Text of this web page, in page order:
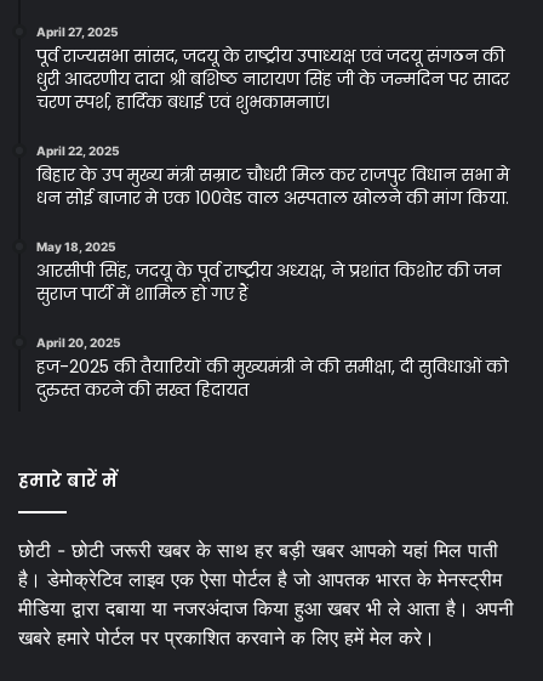
April 27, 2025
पूर्व राज्यसभा सांसद, जदयू के राष्ट्रीय उपाध्यक्ष एवं जदयू संगठन की
धुरी आदरणीय दादा श्री बशिष्ठ नारायण सिंह जी के जन्मदिन पर सादर
चरण स्पर्श, हार्दिक बधाई एवं शुभकामनाएं।
April 22, 2025
बिहार के उप मुख्य मंत्री सम्राट चौधरी मिल कर राजपुर विधान सभा मे
धन सोई बाजार मे एक 100वेड वाल अस्पताल खोलने की मांग किया.
May 18, 2025
आरसीपी सिंह, जदयू के पूर्व राष्ट्रीय अध्यक्ष, ने प्रशांत किशोर की जन
सुराज पार्टी में शामिल हो गए हैं
April 20, 2025
हज-2025 की तैयारियों की मुख्यमंत्री ने की समीक्षा, दी सुविधाओं को
दुरुस्त करने की सख्त हिदायत
हमारे बारें में
छोटी - छोटी जरूरी खबर के साथ हर बड़ी खबर आपको यहां मिल पाती
है। डेमोक्रेटिव लाइव एक ऐसा पोर्टल है जो आपतक भारत के मेनस्ट्रीम
मीडिया द्वारा दबाया या नजरअंदाज किया हुआ खबर भी ले आता है। अपनी
खबरे हमारे पोर्टल पर प्रकाशित करवाने क लिए हमें मेल करे।